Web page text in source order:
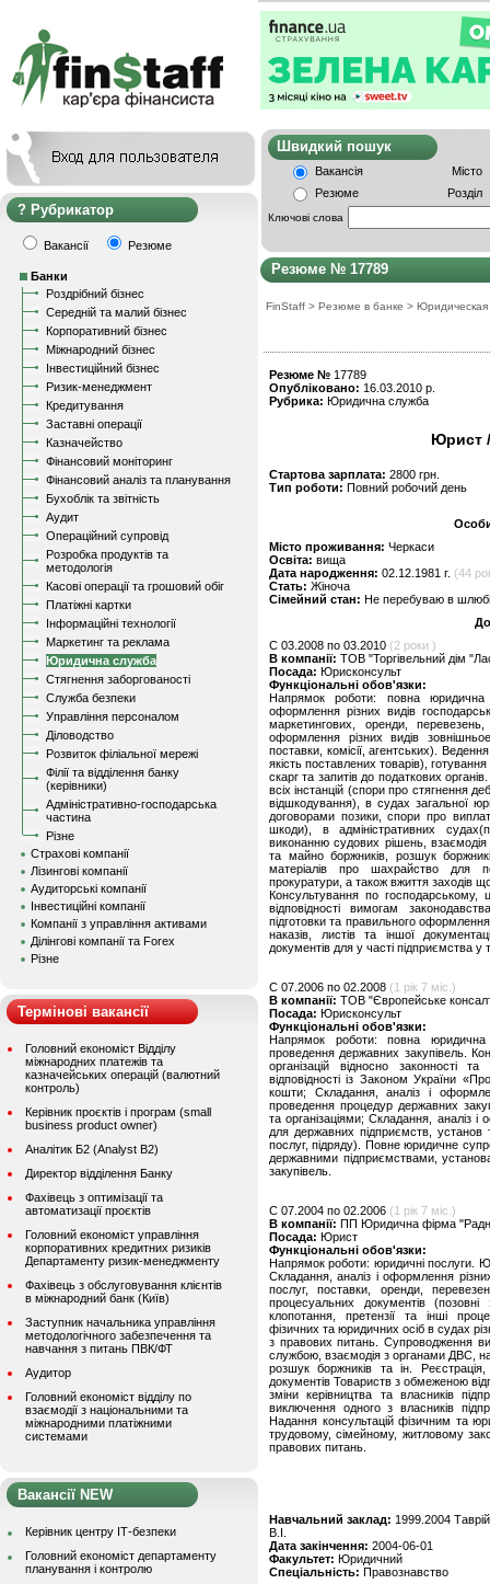
Рубрикатор
Вакансії Резюме
Банки
Роздрібний бізнес
Середній та малий бізнес
Корпоративний бізнес
Міжнародний бізнес
Інвестиційний бізнес
Ризик-менеджмент
Кредитування
Заставні операції
Казначейство
Фінансовий моніторинг
Фінансовий аналіз та планування
Бухоблік та звітність
Аудит
Операційний супровід
Розробка продуктів та
методологія
Касові операції та грошовий обіг
Платіжні картки
Інформаційні технології
Маркетинг та реклама
Юридична служба
Стягнення заборгованості
Служба безпеки
Управління персоналом
Діловодство
Розвиток філіальної мережі
Філії та відділення банку
(керівники)
Адміністративно-господарська
частина
Різне
Страхові компанії
Лізингові компанії
Аудиторські компанії
Інвестиційні компанії
Компанії з управління активами
Ділінгові компанії та Forex
Різне
Термінові вакансії
Головний економіст Відділу
міжнародних платежів та
казначейських операцій (валютний
контроль)
Керівник проєктів і програм (small
business product owner)
Аналітик Б2 (Analyst B2)
Директор відділення Банку
Фахівець з оптимізації та
автоматизації проєктів
Головний економіст управління
корпоративних кредитних ризиків
Департаменту ризик-менеджменту
Фахівець з обслуговування клієнтів
в міжнародний банк (Київ)
Заступник начальника управління
методологічного забезпечення та
навчання з питань ПВК/ФТ
Аудитор
Головний економіст відділу по
взаємодії з національними та
міжнародними платіжними
системами
Вакансії NEW
Керівник центру ІТ-безпеки
Головний економіст департаменту
планування і контролю
Швидкий
Вакансія
Місто
Резюме
Розділ
Ключові слова
Резюме № 17789
FinStaff > Резюме в банке > Юридическая
Резюме № 17789
Опубліковано: 16.03.2010 р.
Рубрика: Юридична служба
Юрист
Стартова зарплата: 2800 грн.
Тип роботи: Повний робочий день
Місто проживання: Черкаси
Освіта: вища
Дата народження: 02.12.1981 г. (44
Стать: Жіноча
Сімейний стан: Не перебуваю в
C 03.2008 по 03.2010 (2 роки )
В компанії: ТОВ "Торгівельний дім
Посада: Юрисконсульт
Функціональні обов'язки:
Напрямок роботи: повна юридична
оформлення різних видів
маркетингових, оренди, перевезень,
оформлення різних видів
поставки, комісії, агентських).
якість поставлених товарів),
скарг та запитів до податкових
всіх інстанцій (спори про стягнення
відшкодування), в судах загальної
договорами позики, спори про
шкоди), в адміністративних
виконанню судових рішень,
та майно боржників, розшук
матеріалів про шахрайство для
прокуратури, а також вжиття заходів
Консультування по господарському,
відповідності вимогам
підготовки та правильного
наказів, листів та іншої
документів для у часті підприємства
C 07.2006 по 02.2008 (1 рік 7 міс.)
В компанії: ТОВ "Європейське
Посада: Юрисконсульт
Функціональні обов'язки:
Напрямок роботи: повна юридична
проведення державних закупівель.
організацій відносно законності
відповідності із Законом України
кошти; Складання, аналіз і
проведення процедур державних
та організаціями; Складання, аналіз і
для державних підприємств, установ
послуг, підряду). Повне юридичне
державними підприємствами,
закупівель.
C 07.2004 по 02.2006 (1 рік 7 міс.)
В компанії: ПП Юридична фірма
Посада: Юрист
Функціональні обов'язки:
Напрямок роботи: юридичні послуги.
Складання, аналіз і оформлення
послуг, поставки, оренди,
процесуальних документів (позовні
клопотання, претензії та інші
фізичних та юридичних осіб в судах
з правових питань. Супроводження
службою, взаємодія з органами ДВС,
розшук боржників та ін.
документів Товариств з обмеженою
зміни керівництва та власників
виключення одного з власників
Надання консультацій фізичним та
трудовому, сімейному, житловому
правових питань.
Навчальний заклад: 1999.2004
В.І.
Дата закінчення: 2004-06-01
Факультет: Юридичний
Спеціальність: Правознавство